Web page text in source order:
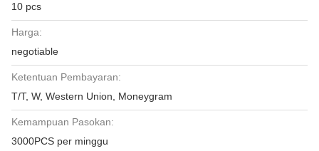
10 pcs
Harga:
negotiable
Ketentuan Pembayaran:
T/T, W, Western Union, Moneygram
Kemampuan Pasokan:
3000PCS per minggu